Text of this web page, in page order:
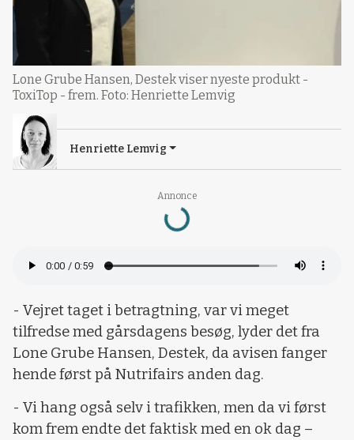
Annonce
Loading...
Lone Grube Hansen, Destek viser nyeste produkt -
ToxiTop - frem. Foto: Henriette Lemvig
Henriette Lemvig
- Vejret taget i betragtning, var vi meget
tilfredse med gårsdagens besøg, lyder det fra
Lone Grube Hansen, Destek, da avisen fanger
hende først på Nutrifairs anden dag.
- Vi hang også selv i trafikken, men da vi først
kom frem endte det faktisk med en ok dag –